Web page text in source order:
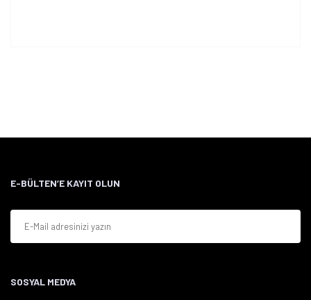
Ürün açıklamasında eksik bilgiler bulunuyor.
E-BÜLTEN’E KAYIT OLUN
SOSYAL MEDYA